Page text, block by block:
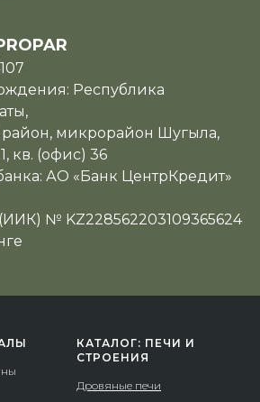
Республика
микрорайон Шугыла,
кв. (офис) 36
АО «Банк ЦентрКредит»
№ KZ228562203109365624
КАТАЛОГ: ПЕЧИ И
СТРОЕНИЯ
Дровяные печи